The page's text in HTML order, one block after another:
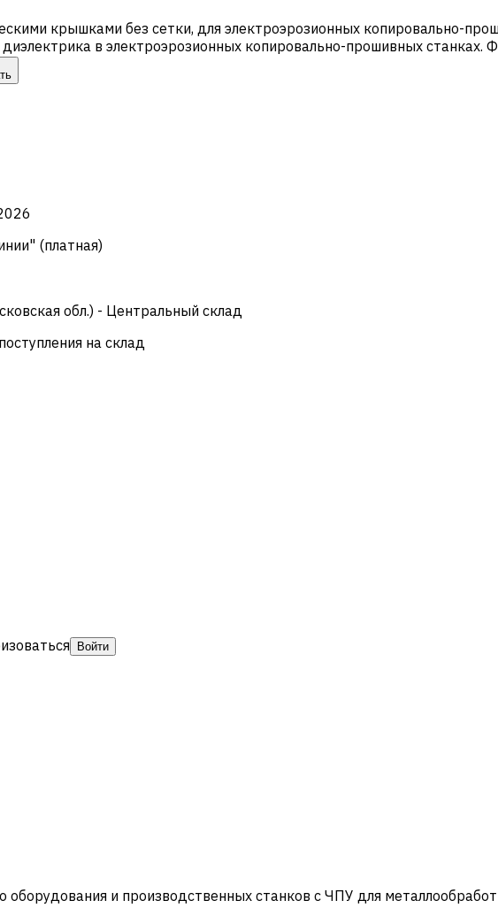
крышками без сетки, для электроэрозионных копировально-
в электроэрозионных копировально-прошивных
(платная)
обл.) - Центральный склад
на склад
Войти
и производственных станков с ЧПУ для